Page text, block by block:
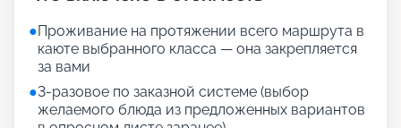
●Проживание на протяжении всего маршрута в
каюте выбранного класса — она закрепляется
за вами
●3-разовое по заказной системе (выбор
желаемого блюда из предложенных вариантов